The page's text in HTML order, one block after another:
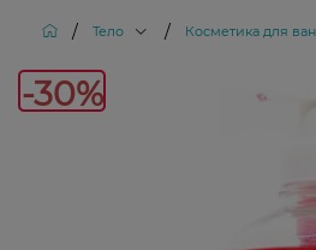
/ Тело / Косметика для
-30%